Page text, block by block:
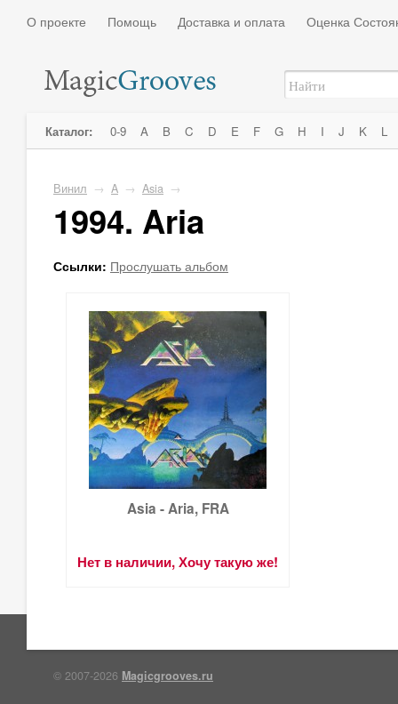
О проекте Помощь Доставка и оплата Оценка
Каталог: 0-9 A B C D E F G H I J K L
Винил → A → Asia →
1994. Aria
Ссылки: Прослушать альбом
Asia - Aria, FRA
Нет в наличии, Хочу такую же!
© 2007-2026 Magicgrooves.ru